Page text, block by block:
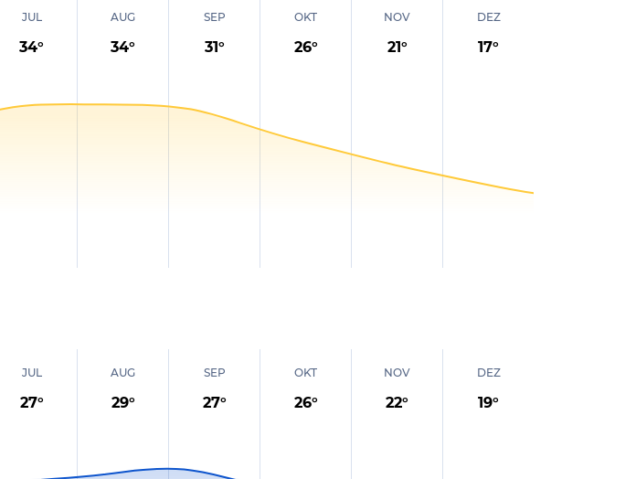
JUL
34°
AUG
34°
SEP
31°
OKT
26°
NOV
21°
DEZ
17°
JUL
27°
AUG
29°
SEP
27°
OKT
26°
NOV
22°
DEZ
19°